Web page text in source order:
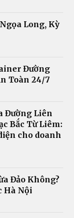
Long, Kỳ
Đường
Toàn 24/7
Đường Liên
Bắc Từ Liêm:
cho doanh
Đảo Không?
Hà Nội